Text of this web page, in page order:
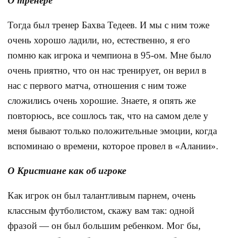
Тогда был тренер Бахва Тедеев. И мы с ним тоже
очень хорошо ладили, но, естественно, я его
помню как игрока и чемпиона в 95-ом. Мне было
очень приятно, что он нас тренирует, он верил в
нас с первого матча, отношения с ним тоже
сложились очень хорошие. Знаете, я опять же
повторюсь, все сошлось так, что на самом деле у
меня бывают только положительные эмоции, когда
вспоминаю о времени, которое провел в «Алании».
О Кристиане как об игроке
Как игрок он был талантливым парнем, очень
классным футболистом, скажу вам так: одной
фразой — он был большим ребенком. Мог бы,